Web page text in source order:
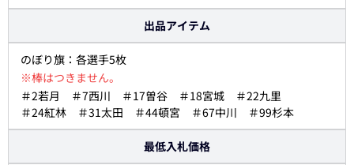
出品アイテム
のぼり旗：各選手5枚
※棒はつきません。
＃2若月 ＃7西川 ＃17曽谷 ＃18宮城 ＃22九里
＃24紅林 ＃31太田 ＃44頓宮 ＃67中川 ＃99杉本
最低入札価格